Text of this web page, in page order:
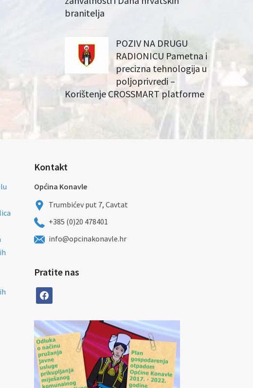
branitelja
POZIV NA DRUGU
RADIONICU Pametna i
precizna tehnologija u
poljoprivredi –
Korištenje CROSSMART platforme
Kontakt
Općina Konavle
Trumbićev put 7, Cavtat
+385 (0)20 478401
info@opcinakonavle.hr
Pratite nas
facebook